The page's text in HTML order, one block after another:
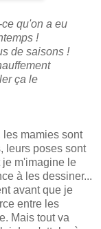
qu'on a eu
!
de saisons !
ça le
les mamies sont
leurs poses sont
je m'imagine le
à les dessiner...
avant que je
entre les
Mais tout va